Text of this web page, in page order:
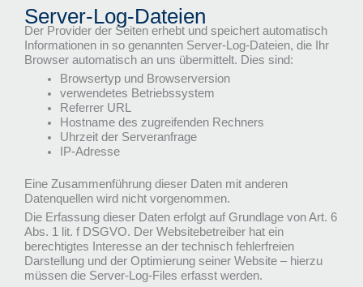
Server-Log-Dateien
Der Provider der Seiten erhebt und speichert automatisch
Informationen in so genannten Server-Log-Dateien, die Ihr
Browser automatisch an uns übermittelt. Dies sind:
Browsertyp und Browserversion
verwendetes Betriebssystem
Referrer URL
Hostname des zugreifenden Rechners
Uhrzeit der Serveranfrage
IP-Adresse
Eine Zusammenführung dieser Daten mit anderen
Datenquellen wird nicht vorgenommen.
Die Erfassung dieser Daten erfolgt auf Grundlage von Art. 6
Abs. 1 lit. f DSGVO. Der Websitebetreiber hat ein
berechtigtes Interesse an der technisch fehlerfreien
Darstellung und der Optimierung seiner Website – hierzu
müssen die Server-Log-Files erfasst werden.